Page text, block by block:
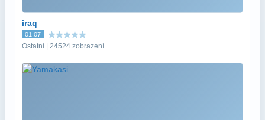
iraq
01:07
Ostatní | 24524 zobrazení